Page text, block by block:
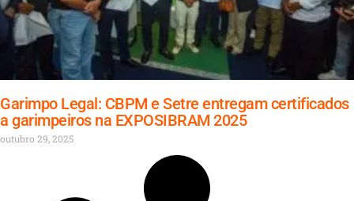
Garimpo Legal: CBPM e Setre entregam certificados
a garimpeiros na EXPOSIBRAM 2025
outubro 29, 2025